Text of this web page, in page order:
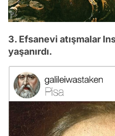
3. Efsanevi atışmalar
yaşanırdı.